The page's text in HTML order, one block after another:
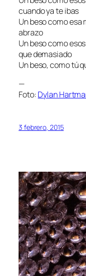
cuando ya te ibas
Un beso como esa
abrazo
Un beso como
que demasiado
Un beso, como tú
—
Foto: Dylan
3 febrero, 2015